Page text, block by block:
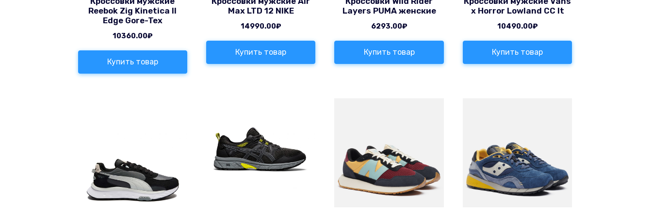
Reebok Zig Kinetica II
Edge Gore-Tex
10360.00₽
Купить товар
Max LTD 12 NIKE
14990.00₽
Купить товар
Layers PUMA женские
6293.00₽
Купить товар
x Horror Lowland CC It
10490.00₽
Купить товар